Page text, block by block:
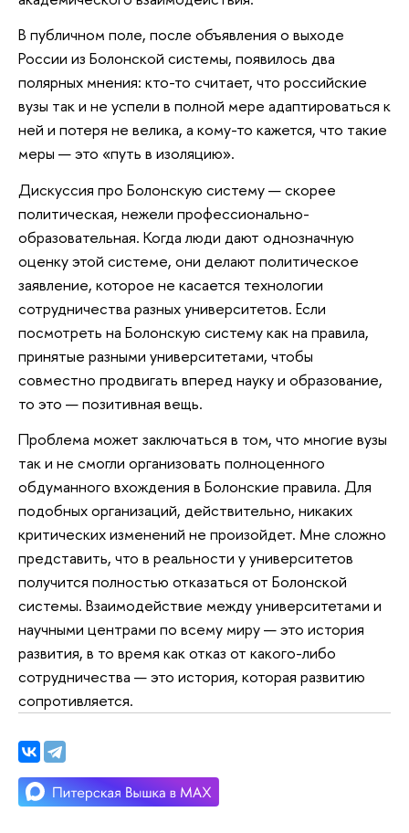
В публичном поле, после объявления о выходе
России из Болонской системы, появилось два
полярных мнения: кто-то считает, что российские
вузы так и не успели в полной мере адаптироваться к
ней и потеря не велика, а кому-то кажется, что такие
меры — это «путь в изоляцию».
Дискуссия про Болонскую систему — скорее
политическая, нежели профессионально-
образовательная. Когда люди дают однозначную
оценку этой системе, они делают политическое
заявление, которое не касается технологии
сотрудничества разных университетов. Если
посмотреть на Болонскую систему как на правила,
принятые разными университетами, чтобы
совместно продвигать вперед науку и образование,
то это — позитивная вещь.
Проблема может заключаться в том, что многие вузы
так и не смогли организовать полноценного
обдуманного вхождения в Болонские правила. Для
подобных организаций, действительно, никаких
критических изменений не произойдет. Мне сложно
представить, что в реальности у университетов
получится полностью отказаться от Болонской
системы. Взаимодействие между университетами и
научными центрами по всему миру — это история
развития, в то время как отказ от какого-либо
сотрудничества — это история, которая развитию
сопротивляется.